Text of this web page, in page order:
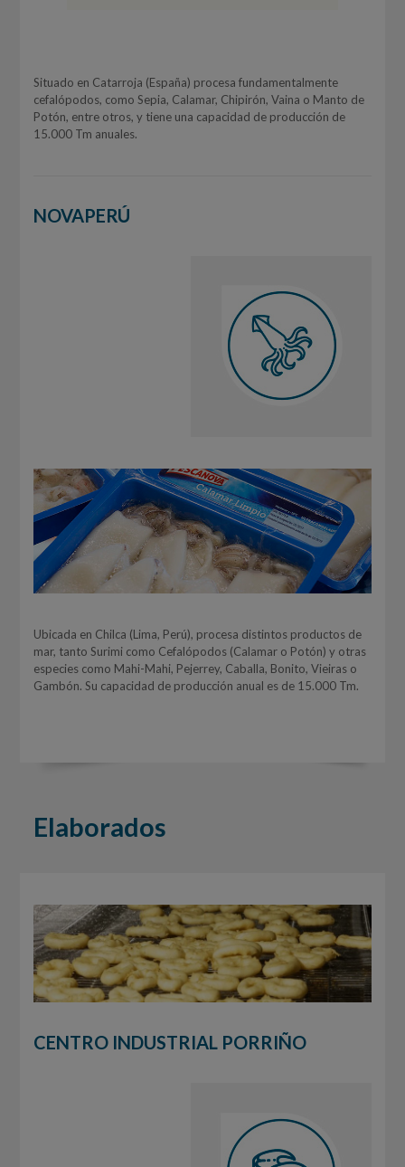
Situado en Catarroja (España) procesa fundamentalmente
cefalópodos, como Sepia, Calamar, Chipirón, Vaina o Manto de
Potón, entre otros, y tiene una capacidad de producción de
15.000 Tm anuales.
NOVAPERÚ
Ubicada en Chilca (Lima, Perú), procesa distintos productos de
mar, tanto Surimi como Cefalópodos (Calamar o Potón) y otras
especies como Mahi-Mahi, Pejerrey, Caballa, Bonito, Vieiras o
Gambón. Su capacidad de producción anual es de 15.000 Tm.
Elaborados
CENTRO INDUSTRIAL PORRIÑO